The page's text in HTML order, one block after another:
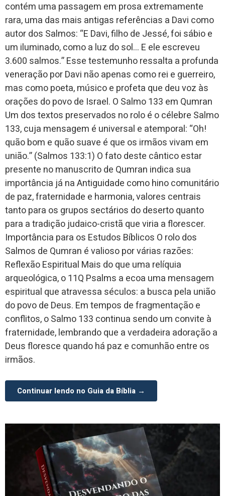
contém uma passagem em prosa extremamente
rara, uma das mais antigas referências a Davi como
autor dos Salmos: “E Davi, filho de Jessé, foi sábio e
um iluminado, como a luz do sol… E ele escreveu
3.600 salmos.” Esse testemunho ressalta a profunda
veneração por Davi não apenas como rei e guerreiro,
mas como poeta, músico e profeta que deu voz às
orações do povo de Israel. O Salmo 133 em Qumran
Um dos textos preservados no rolo é o célebre Salmo
133, cuja mensagem é universal e atemporal: “Oh!
quão bom e quão suave é que os irmãos vivam em
união.” (Salmos 133:1) O fato deste cântico estar
presente no manuscrito de Qumran indica sua
importância já na Antiguidade como hino comunitário
de paz, fraternidade e harmonia, valores centrais
tanto para os grupos sectários do deserto quanto
para a tradição judaico-cristã que viria a florescer.
Importância para os Estudos Bíblicos O rolo dos
Salmos de Qumran é valioso por várias razões:
Reflexão Espiritual Mais do que uma relíquia
arqueológica, o 11Q Psalms a ecoa uma mensagem
espiritual que atravessa séculos: a busca pela união
do povo de Deus. Em tempos de fragmentação e
conflitos, o Salmo 133 continua sendo um convite à
fraternidade, lembrando que a verdadeira adoração a
Deus floresce quando há paz e comunhão entre os
irmãos.
Continuar lendo no Guia da Bíblia →